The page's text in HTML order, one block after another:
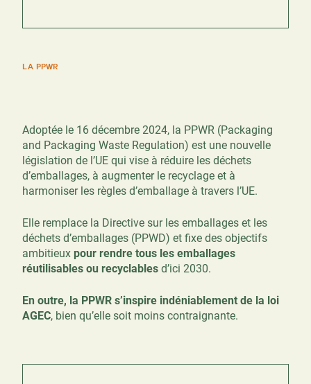
LA PPWR
Adoptée le 16 décembre 2024, la PPWR (Packaging
and Packaging Waste Regulation) est une nouvelle
législation de l’UE qui vise à réduire les déchets
d’emballages, à augmenter le recyclage et à
harmoniser les règles d’emballage à travers l’UE.
Elle remplace la Directive sur les emballages et les
déchets d’emballages (PPWD) et fixe des objectifs
ambitieux pour rendre tous les emballages
réutilisables ou recyclables d’ici 2030.
En outre, la PPWR s’inspire indéniablement de la loi
AGEC, bien qu’elle soit moins contraignante.